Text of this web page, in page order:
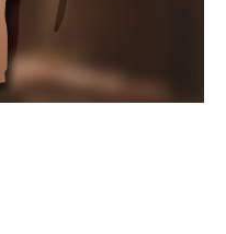
266 Articulos